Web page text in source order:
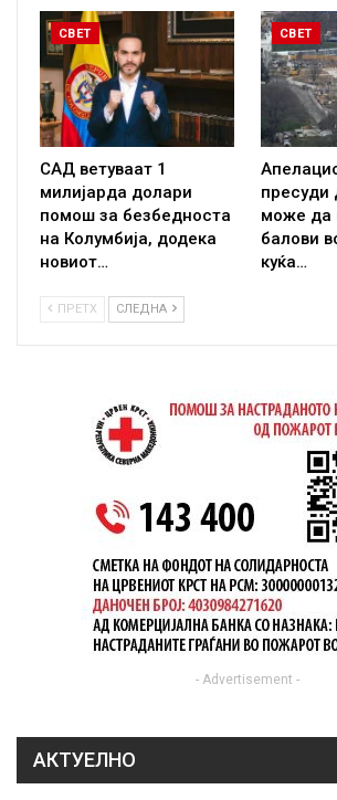
СВЕТ
САД ветуваат 1
милијарда долари
помош за безбедноста
на Колумбија, додека
новиот…
СВЕТ
пресуди
може да
балови
куќа…
ПРЕТХ СЛЕДНА
- Advertisement -
АКТУЕЛНО